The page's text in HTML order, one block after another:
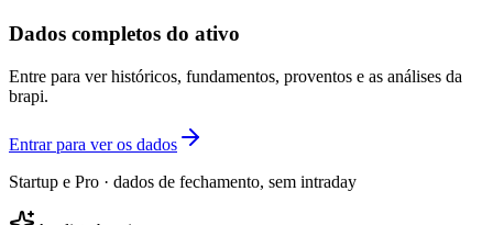
Dados completos do ativo
Entre para ver históricos, fundamentos, proventos e as análises da
brapi.
Entrar para ver os dados
Startup e Pro · dados de fechamento, sem intraday